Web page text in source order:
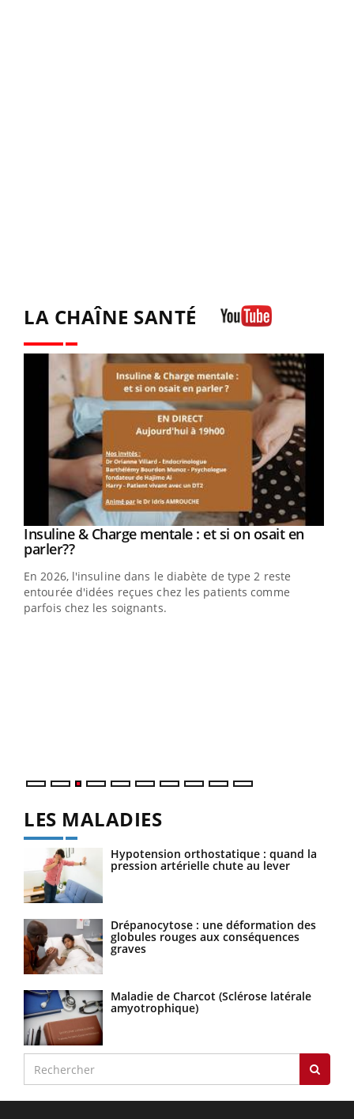
LA CHAÎNE SANTÉ
Youtube
Insuline & Charge mentale : et si on osait en
parler??Youtube
En 2026, l'insuline dans le diabète de type 2 reste
entourée d'idées reçues chez les patients comme
parfois chez les soignants.
LES MALADIES
Hypotension orthostatique : quand la
pression artérielle chute au lever
Drépanocytose : une déformation des
globules rouges aux conséquences
graves
Maladie de Charcot (Sclérose latérale
amyotrophique)